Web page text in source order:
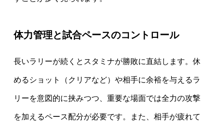
体力管理と試合ペースのコントロール
長いラリーが続くとスタミナが勝敗に直結します。休
めるショット（クリアなど）や相手に余裕を与えるラ
リーを意図的に挟みつつ、重要な場面では全力の攻撃
を加えるペース配分が必要です。また、相手が疲れて